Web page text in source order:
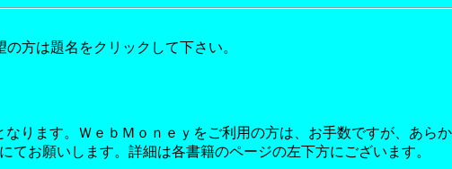
の方は題名をクリックして下さい。
ります。ＷｅｂＭｏｎｅｙをご利用の方は、お手数ですが、あら
お願いします。詳細は各書籍のページの左下方にございます。